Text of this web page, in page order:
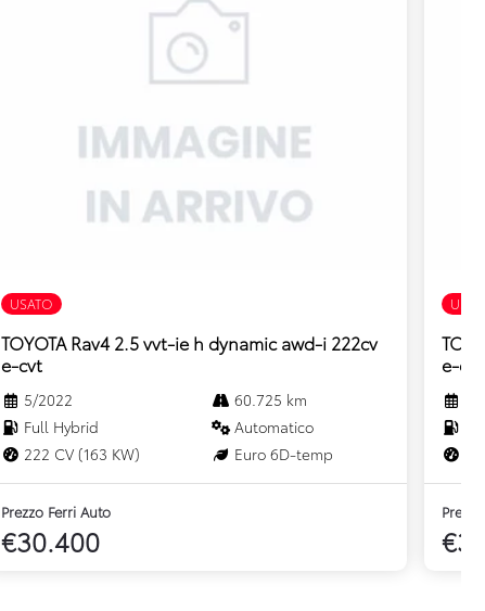
USATO
TOYOTA Rav4 2.5 vvt-ie h dynamic awd-i 222cv
e-cvt
5/2022
60.725 km
Full Hybrid
Automatico
222 CV (163 KW)
Euro 6D-temp
Prezzo Ferri Auto
€30.400
e-cvt